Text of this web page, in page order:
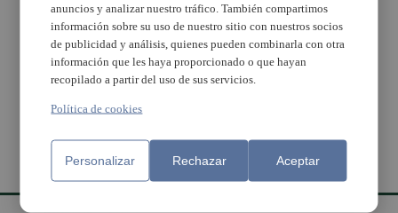
Mislata instala nuevos
pasos de peatones
inteligentes y una
estación solar de
recarga
Los pasos de peatones
inteligentes
contribuirán a
aumentar la seguridad
vial en Mislata
anuncios y analizar nuestro tráfico. También compartimos
información sobre su uso de nuestro sitio con nuestros socios
de publicidad y análisis, quienes pueden combinarla con otra
información que les haya proporcionado o que hayan
recopilado a partir del uso de sus servicios.
Política de cookies
Personalizar Rechazar Aceptar